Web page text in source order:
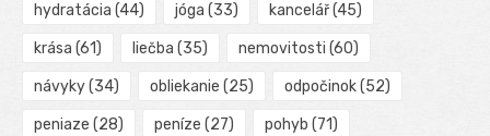
hydratácia (44) jóga (33) kancelář(45)
krása (61) liečba (35) nemovitosti (60)
návyky(34) obliekanie (25) odpočinok(52)
peniaze (28) peníze (27) pohyb (71)